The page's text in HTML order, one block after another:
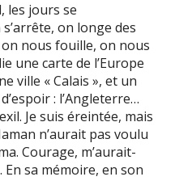
les jours se
on longe des
nous fouille, on nous
une carte de l’Europe
ville « Calais », et un
: l’Angleterre…
Je suis éreintée, mais
n’aurait pas voulu
Courage, m’aurait-
sa mémoire, en son